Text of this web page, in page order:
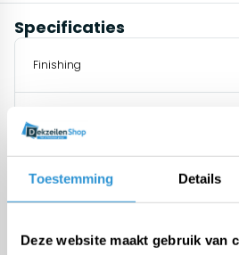
Toestemming Details
Deze website maakt gebruik van
Specificaties
Finishing
Weight 600